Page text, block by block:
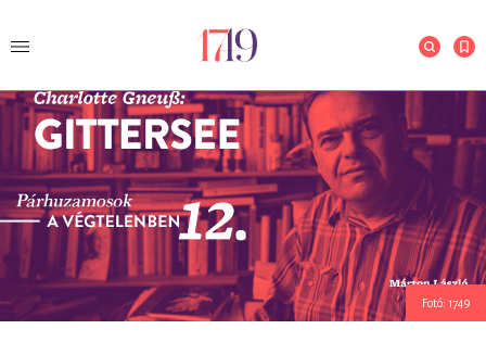
Fotó: 1749